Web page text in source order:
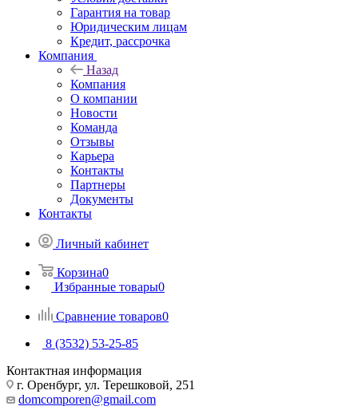
Гарантия на товар
Юридическим лицам
Кредит, рассрочка
Компания
Назад
Компания
О компании
Новости
Команда
Отзывы
Карьера
Контакты
Партнеры
Документы
Контакты
Личный кабинет
Корзина0
Избранные товары0
Сравнение товаров0
8 (3532) 53-25-85
Контактная информация
г. Оренбург, ул. Терешковой, 251
domcomporen@gmail.com